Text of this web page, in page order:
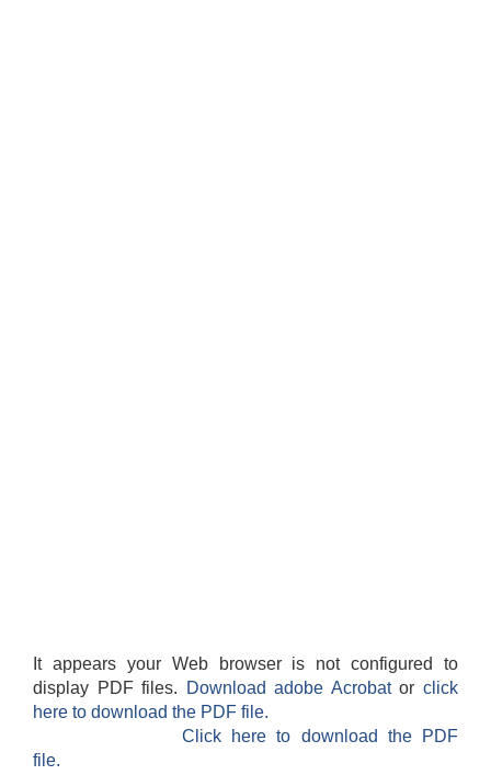
It appears your Web browser is not configured to
display PDF files.
Download adobe Acrobatorclick
here to download the PDF file.
Click here to download the PDF
file.